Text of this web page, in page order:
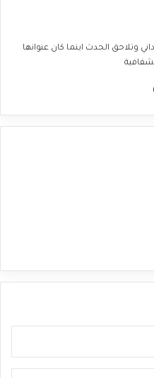
وتلاحق الحدث اينما كان عنوانها